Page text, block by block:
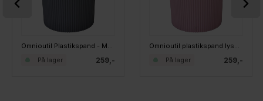
259,-
På lager 259,-
På lager